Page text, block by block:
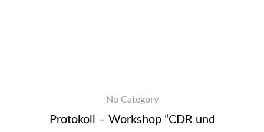
No Category
Protokoll – Workshop “CDR und